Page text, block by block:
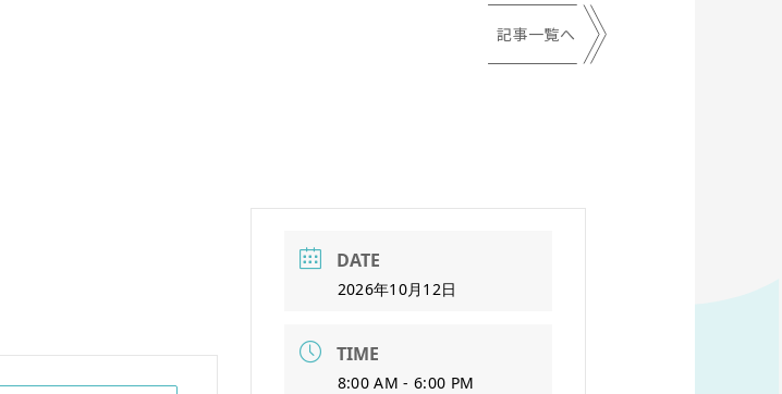
記事一覧へ
DATE
2026年10月12日
TIME
8:00 AM - 6:00 PM